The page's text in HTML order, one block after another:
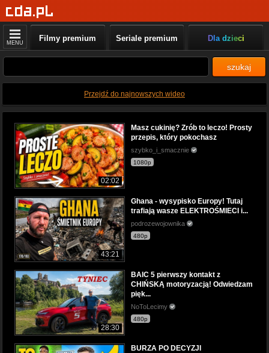
MENU Filmy premium Seriale premium Dla dzieci
szukaj
Przejdź do najnowszych wideo
02:02
Masz cukinię? Zrób to leczo! Prosty
przepis, który pokochasz
szybko_i_smacznie
1080p
43:21
Ghana - wysypisko Europy! Tutaj
trafiają wasze ELEKTROŚMIECI i...
podrozewojownika
480p
28:30
BAIC 5 pierwszy kontakt z
CHIŃSKĄ motoryzacją! Odwiedzam
pięk...
NoToLecimy
480p
BURZA PO DECYZJI